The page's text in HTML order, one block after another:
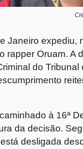
Janeiro expediu,
rapper Oruam. A
do
à 16ª
da decisão.
desligada